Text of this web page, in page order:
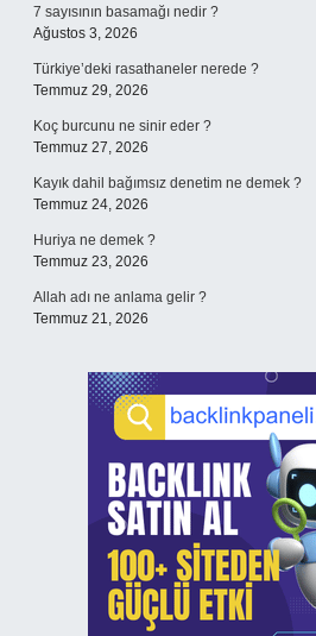
7 sayısının basamağı nedir ?
Ağustos 3, 2026
Türkiye’deki rasathaneler nerede ?
Temmuz 29, 2026
Koç burcunu ne sinir eder ?
Temmuz 27, 2026
Kayık dahil bağımsız denetim ne demek ?
Temmuz 24, 2026
Huriya ne demek ?
Temmuz 23, 2026
Allah adı ne anlama gelir ?
Temmuz 21, 2026